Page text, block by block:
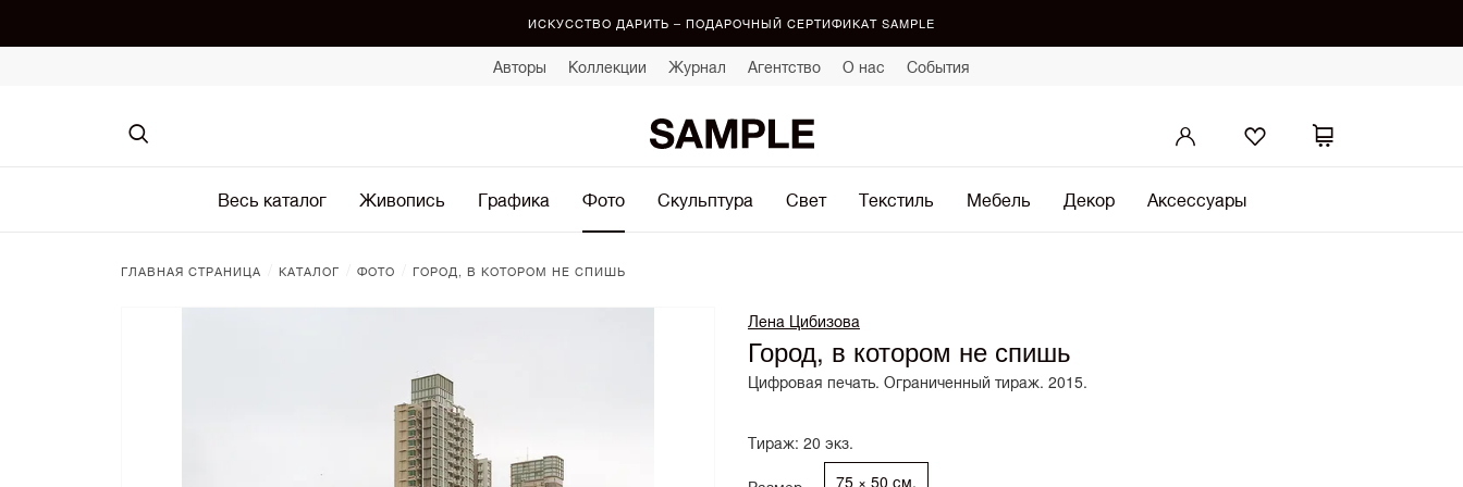
ИСКУССТВО ДАРИТЬ – ПОДАРОЧНЫЙ СЕРТИФИКАТ SAMPLE
Авторы Коллекции Журнал Агентство О нас События
Весь каталог Живопись Графика Фото Скульптура Свет Текстиль Мебель Декор Аксессуары
ГЛАВНАЯ СТРАНИЦА КАТАЛОГ ФОТО ГОРОД, В КОТОРОМ НЕ СПИШЬ
Лена Цибизова
Город, в котором не спишь
Цифровая печать. Ограниченный тираж. 2015.
Тираж: 20 экз.
75 × 50 см.